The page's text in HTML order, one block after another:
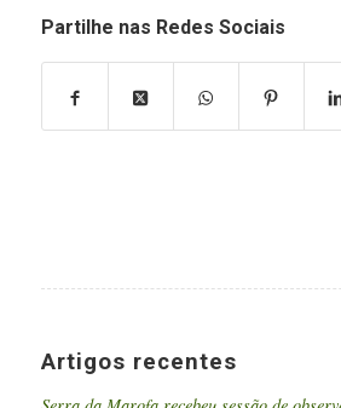
Partilhe nas Redes Sociais
Artigos recentes